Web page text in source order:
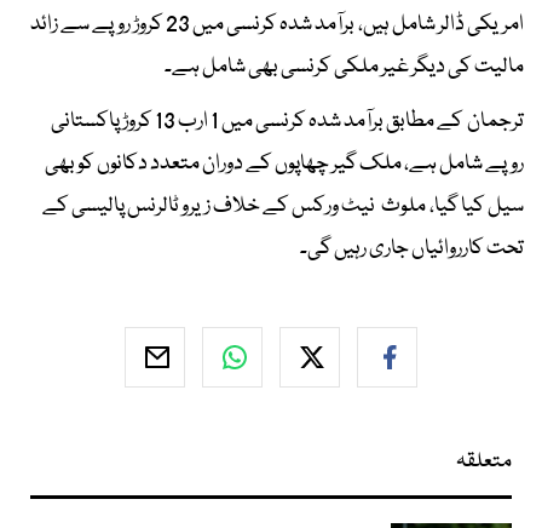
امریکی ڈالر شامل ہیں، برآمد شدہ کرنسی میں 23 کروڑ روپے سے زائد
مالیت کی دیگر غیر ملکی کرنسی بھی شامل ہے۔
ترجمان کے مطابق برآمد شدہ کرنسی میں 1 ارب 13 کروڑ پاکستانی
روپے شامل ہے، ملک گیر چھاپوں کے دوران متعدد دکانوں کو بھی
سیل کیا گیا، ملوث نیٹ ورکس کے خلاف زیرو ٹالرنس پالیسی کے
تحت کارروائیاں جاری رہیں گی۔
متعلقہ